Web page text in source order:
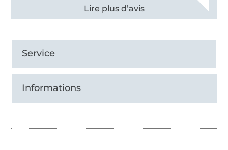
Voir tous les 11495 commentaires
Service
Informations